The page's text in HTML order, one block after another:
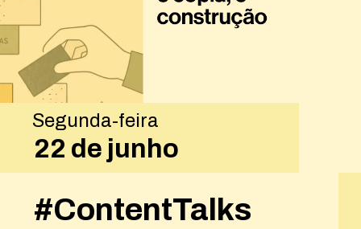
#ContentTalks
Segunda-feira
22 de junho